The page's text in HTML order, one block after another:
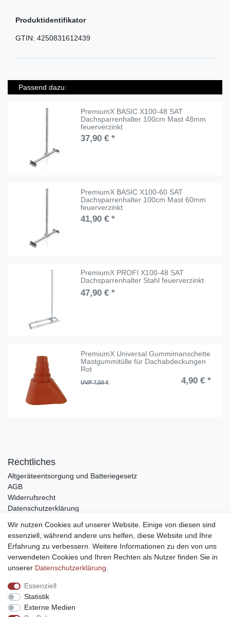
Produktidentifikator
GTIN: 4250831612439
Passend dazu:
PremiumX BASIC X100-48 SAT
Dachsparrenhalter 100cm Mast 48mm
feuerverzinkt
37,90 € *
PremiumX BASIC X100-60 SAT
Dachsparrenhalter 100cm Mast 60mm
feuerverzinkt
41,90 € *
PremiumX PROFI X100-48 SAT
Dachsparrenhalter Stahl feuerverzinkt
47,90 € *
PremiumX Universal Gummimanschette
Mastgummitülle für Dachabdeckungen
Rot
UVP 7,50 € 4,90 € *
Rechtliches
Altgeräteentsorgung und Batteriegesetz
AGB
Widerrufsrecht
Datenschutzerklärung
Impressum
Service
Zahlungsarten
Lieferung und Abholung
Unternehmen
Über uns
Karriere
Wir nutzen Cookies auf unserer Website. Einige von diesen sind
essenziell, während andere uns helfen, diese Website und Ihre
Erfahrung zu verbessern. Weitere Informationen zu den von uns
verwendeten Cookies und Ihren Rechten als Nutzer finden Sie in
unserer Daten­schutz­erklärung
Essenziell
Statistik
Externe Medien